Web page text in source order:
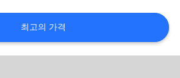
최고의 가격